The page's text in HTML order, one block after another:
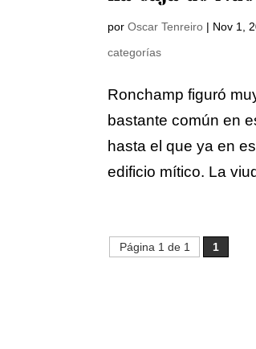
porOscar Tenreiro | Nov 1,
categorías
Ronchamp figuró
bastante común en
hasta el que ya en
edificio mítico. La
Página 1 de 1 1